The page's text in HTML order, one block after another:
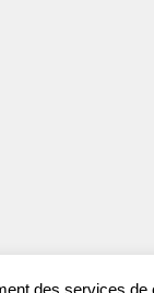
des services